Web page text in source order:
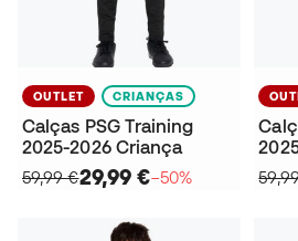
OUTLET CRIANÇAS
Calças PSG Training
2025-2026 Criança
59,99 €29,99 €−50%